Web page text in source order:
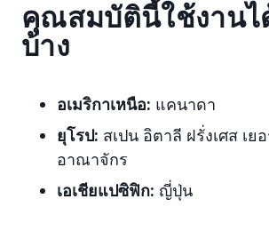
คุณสมบัตินี้ใช้งานไ
บ้าง
อเมริกาเหนือ: แคนาดา
ยุโรป: สเปน อิตาลี ฝรั่งเศส เ
อาณาจักร
เอเชียแปซิฟิก: ญี่ปุ่น